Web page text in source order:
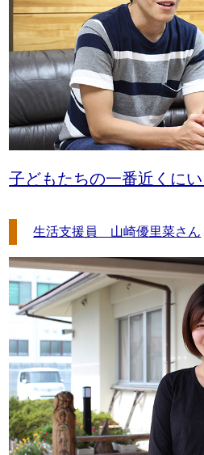
子どもたちの一番近くに
生活支援員 山崎優里菜さん